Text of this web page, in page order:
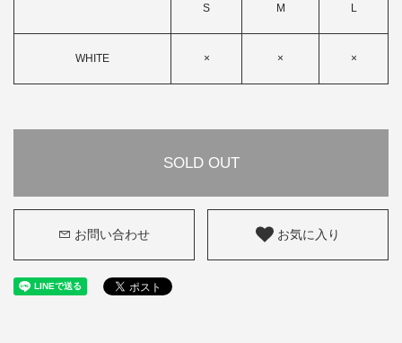
S M L
WHITE × × ×
SOLD OUT
お問い合わせ お気に入り